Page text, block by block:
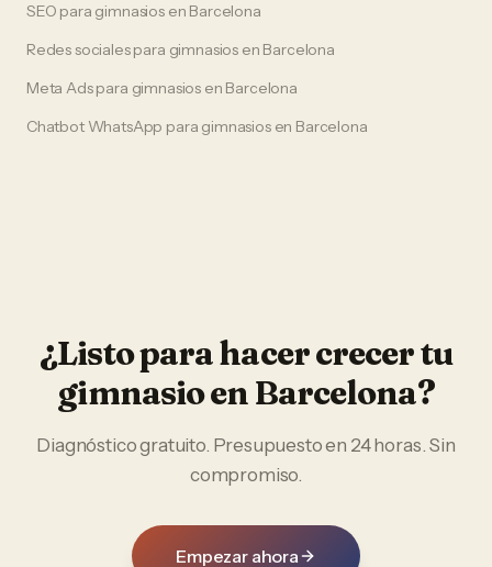
SEO para gimnasiosen Barcelona
Redes socialespara gimnasios en Barcelona
Meta Adspara gimnasios en Barcelona
Chatbot WhatsApp para gimnasiosen Barcelona
¿Listo para hacer crecer tu
gimnasioenBarcelona?
Diagnóstico gratuito. Presupuesto en 24 horas. Sin
compromiso.
Empezar ahora